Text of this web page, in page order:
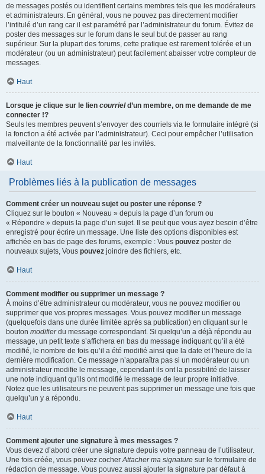
de messages postés ou identifient certains membres tels que les modérateurs
et administrateurs. En général, vous ne pouvez pas directement modifier
l’intitulé d’un rang car il est paramétré par l’administrateur du forum. Évitez de
poster des messages sur le forum dans le seul but de passer au rang
supérieur. Sur la plupart des forums, cette pratique est rarement tolérée et un
modérateur (ou un administrateur) peut facilement abaisser votre compteur de
messages.
Haut
Lorsque je clique sur le lien courrield’un membre, on me demande de me
connecter !?
Seuls les membres peuvent s’envoyer des courriels via le formulaire intégré (si
la fonction a été activée par l’administrateur). Ceci pour empêcher l’utilisation
malveillante de la fonctionnalité par les invités.
Haut
Problèmes liés à la publication de messages
Comment créer un nouveau sujet ou poster une réponse ?
Cliquez sur le bouton « Nouveau » depuis la page d’un forum ou
« Répondre » depuis la page d’un sujet. Il se peut que vous ayez besoin d’être
enregistré pour écrire un message. Une liste des options disponibles est
affichée en bas de page des forums, exemple : Vous pouvez poster de
nouveaux sujets, Vous pouvez joindre des fichiers, etc.
Haut
Comment modifier ou supprimer un message ?
À moins d’être administrateur ou modérateur, vous ne pouvez modifier ou
supprimer que vos propres messages. Vous pouvez modifier un message
(quelquefois dans une durée limitée après sa publication) en cliquant sur le
bouton modifierdu message correspondant. Si quelqu’un a déjà répondu au
message, un petit texte s’affichera en bas du message indiquant qu’il a été
modifié, le nombre de fois qu’il a été modifié ainsi que la date et l’heure de la
dernière modification. Ce message n’apparaîtra pas si un modérateur ou un
administrateur modifie le message, cependant ils ont la possibilité de laisser
une note indiquant qu’ils ont modifié le message de leur propre initiative.
Notez que les utilisateurs ne peuvent pas supprimer un message une fois que
quelqu’un y a répondu.
Haut
Comment ajouter une signature à mes messages ?
Vous devez d’abord créer une signature depuis votre panneau de l’utilisateur.
Une fois créée, vous pouvez cocherAttacher ma signature sur le formulaire de
rédaction de message. Vous pouvez aussi ajouter la signature par défaut à